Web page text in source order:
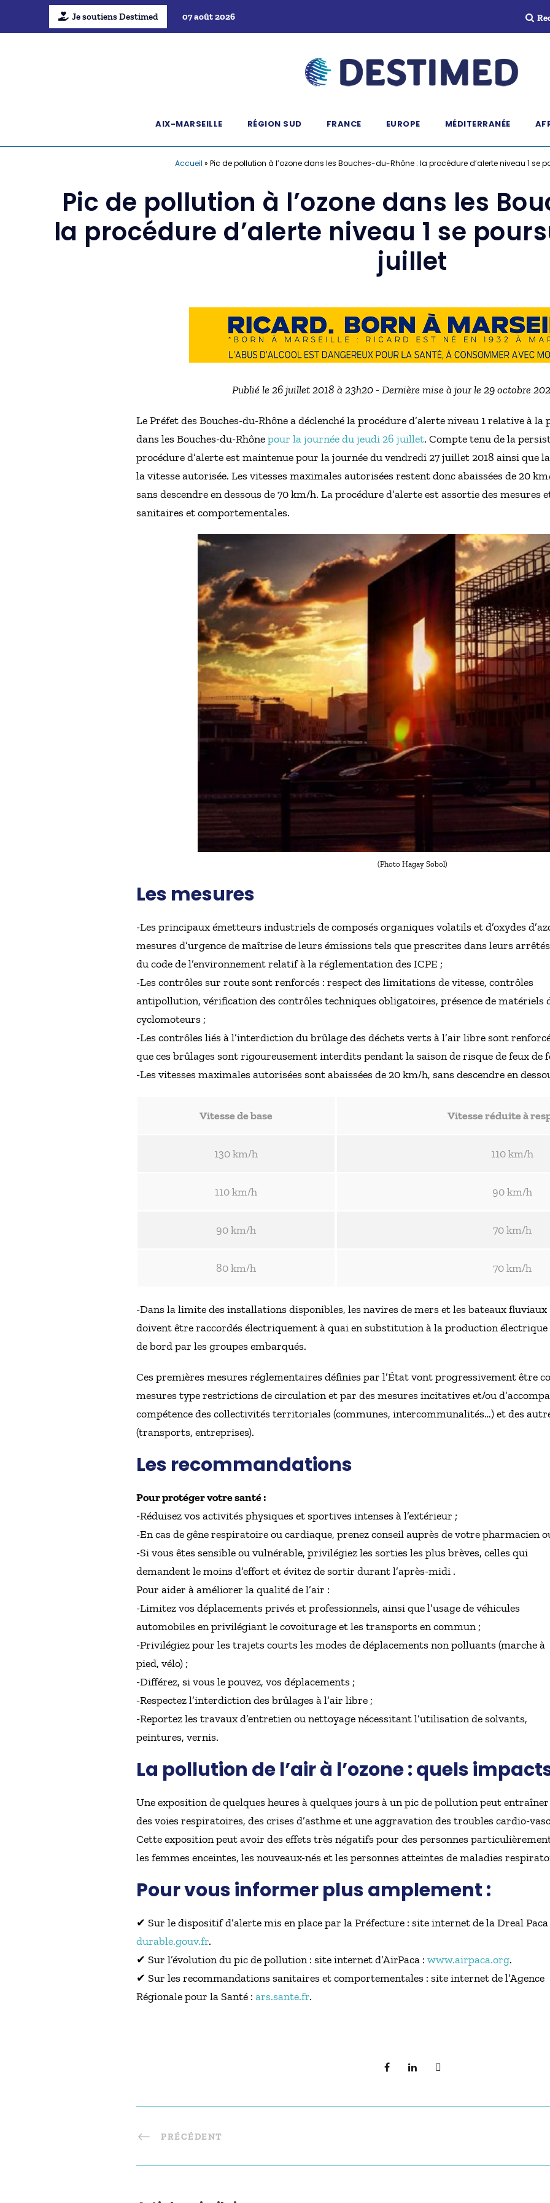
Je soutiens Destimed 07 août 2026
AIX-MARSEILLE RÉGION SUD FRANCE EUROPE MÉDITERRANÉE
Accueil » Pic de pollution à l’ozone dans les Bouches-du-Rhône : la procédure d’alerte niveau 1 se
Pic de pollution à l’ozone dans les
la procédure d’alerte niveau 1 se
juillet
Publié le 26 juillet 2018 à 23h20 - Dernière mise à jour le 29 octobre
Le Préfet des Bouches-du-Rhône a déclenché la procédure d’alerte niveau 1 relative à la
dans les Bouches-du-Rhônepour la journée du jeudi 26 juillet. Compte tenu de la
procédure d’alerte est maintenue pour la journée du vendredi 27 juillet 2018 ainsi que
la vitesse autorisée. Les vitesses maximales autorisées restent donc abaissées de 20
sans descendre en dessous de 70 km/h. La procédure d’alerte est assortie des mesures
sanitaires et comportementales.
(Photo Hagay Sobol)
Les mesures
-Les principaux émetteurs industriels de composés organiques volatils et d’oxydes
mesures d’urgence de maîtrise de leurs émissions tels que prescrites dans leurs
du code de l’environnement relatif à la réglementation des ICPE ;
-Les contrôles sur route sont renforcés : respect des limitations de vitesse, contrôles
antipollution, vérification des contrôles techniques obligatoires, présence de matériels
cyclomoteurs ;
-Les contrôles liés à l’interdiction du brûlage des déchets verts à l’air libre sont
que ces brûlages sont rigoureusement interdits pendant la saison de risque de feux de
-Les vitesses maximales autorisées sont abaissées de 20 km/h, sans descendre en
Vitesse de base Vitesse réduite à
130 km/h 110 km/h
110 km/h 90 km/h
90 km/h 70 km/h
80 km/h 70 km/h
-Dans la limite des installations disponibles, les navires de mers et les bateaux fluviaux
doivent être raccordés électriquement à quai en substitution à la production électrique
de bord par les groupes embarqués.
Ces premières mesures réglementaires définies par l’État vont progressivement être
mesures type restrictions de circulation et par des mesures incitatives et/ou
compétence des collectivités territoriales (communes, intercommunalités…) et des
(transports, entreprises).
Les recommandations
Pour protéger votre santé :
-Réduisez vos activités physiques et sportives intenses à l’extérieur ;
-En cas de gêne respiratoire ou cardiaque, prenez conseil auprès de votre pharmacien
-Si vous êtes sensible ou vulnérable, privilégiez les sorties les plus brèves, celles qui
demandent le moins d’effort et évitez de sortir durant l’après-midi .
Pour aider à améliorer la qualité de l’air :
-Limitez vos déplacements privés et professionnels, ainsi que l’usage de véhicules
automobiles en privilégiant le covoiturage et les transports en commun ;
-Privilégiez pour les trajets courts les modes de déplacements non polluants (marche à
pied, vélo) ;
-Différez, si vous le pouvez, vos déplacements ;
-Respectez l’interdiction des brûlages à l’air libre ;
-Reportez les travaux d’entretien ou nettoyage nécessitant l’utilisation de solvants,
peintures, vernis.
La pollution de l’air à l’ozone : quels
Une exposition de quelques heures à quelques jours à un pic de pollution peut
des voies respiratoires, des crises d’asthme et une aggravation des troubles cardio-
Cette exposition peut avoir des effets très négatifs pour des personnes
les femmes enceintes, les nouveaux-nés et les personnes atteintes de maladies
Pour vous informer plus amplement :
✔ Sur le dispositif d’alerte mis en place par la Préfecture : site internet de la Dreal Paca
durable.gouv.fr.
✔ Sur l’évolution du pic de pollution : site internet d’AirPaca : www.airpaca.org.
✔ Sur les recommandations sanitaires et comportementales : site internet de l’Agence
Régionale pour la Santé : ars.sante.fr.
PRÉCÉDENT